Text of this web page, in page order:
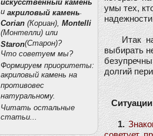
искусственный камень
и акриловый камень.
Corian(Кориан), Montelli
(Монтелли) или
Staron(Старон)?
Что советуем мы?
Формируем приоритеты:
акриловый камень на
противовес
натуральному.
Читать остальные
статьи...
умы тех,
Итак
выбирать
долгий
1.